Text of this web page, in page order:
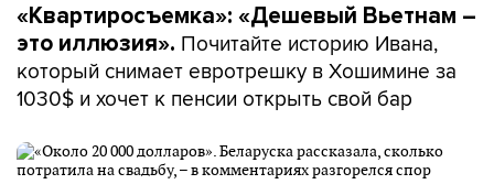
«Квартиросъемка»: «Дешевый Вьетнам –
это иллюзия». Почитайте историю Ивана,
который снимает евротрешку в Хошимине за
1030$ и хочет к пенсии открыть свой бар